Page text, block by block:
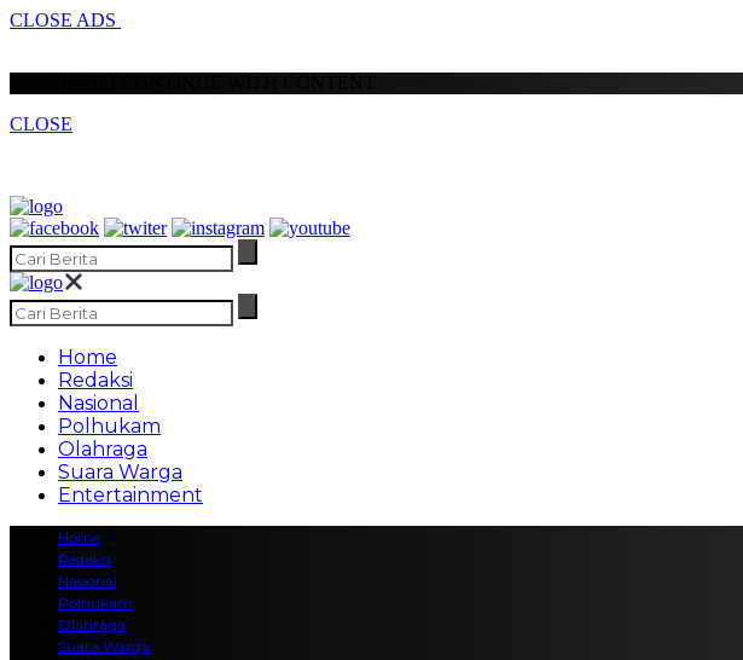
CLOSE ADS
CLOSE
Home
Redaksi
Nasional
Polhukam
Olahraga
Suara Warga
Entertainment
Home
Redaksi
Nasional
Polhukam
Olahraga
Suara Warga